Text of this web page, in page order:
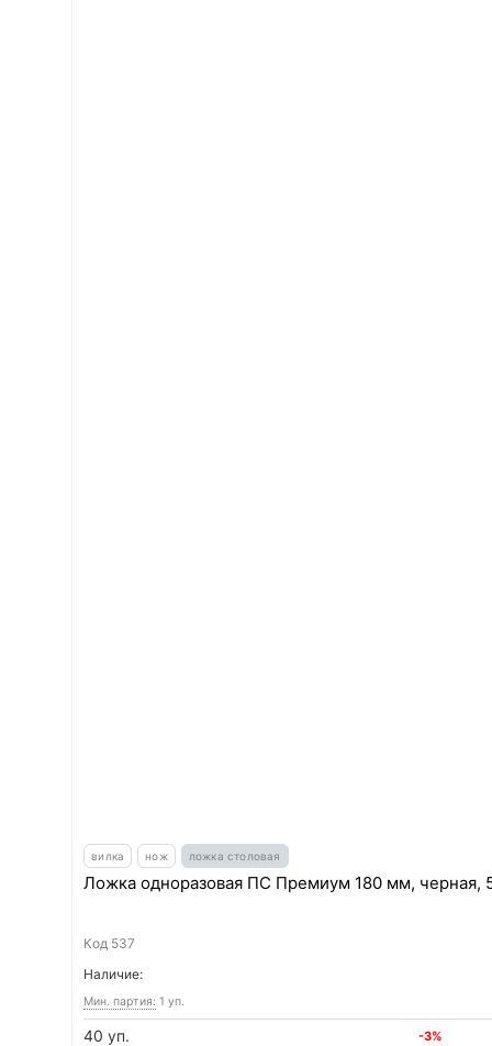
вилка нож ложка столовая
Ложка одноразовая ПС Премиум 180 мм, черная,
Код 537
Наличие:
Мин. партия: 1 уп.
40 уп. -3%